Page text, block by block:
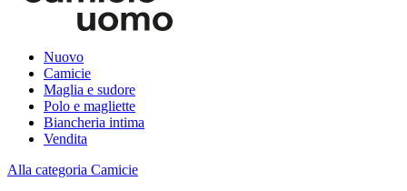
Nuovo
Camicie
Maglia e sudore
Polo e magliette
Biancheria intima
Vendita
Alla categoria Camicie